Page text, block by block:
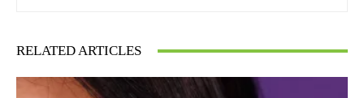
RELATED ARTICLES